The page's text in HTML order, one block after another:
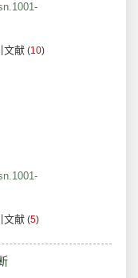
文献 (10)
文献 (5)